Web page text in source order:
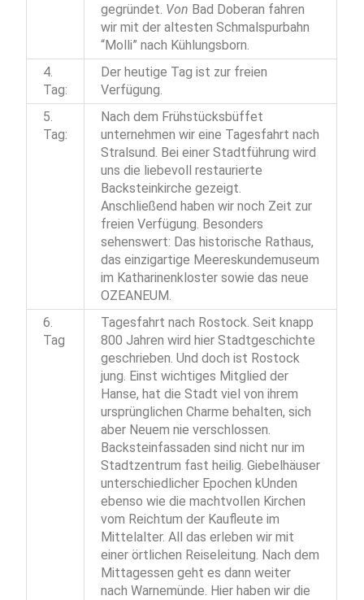
gegründet. Von Bad Doberan fahren
wir mit der altesten Schmalspurbahn
“Molli” nach Kühlungsborn.
4.
Tag:
Der heutige Tag ist zur freien
Verfügung.
5.
Tag:
Nach dem Frühstücksbüffet
unternehmen wir eine Tagesfahrt nach
Stralsund. Bei einer Stadtführung wird
uns die liebevoll restaurierte
Backsteinkirche gezeigt.
Anschließend haben wir noch Zeit zur
freien Verfügung. Besonders
sehenswert: Das historische Rathaus,
das einzigartige Meereskundemuseum
im Katharinenkloster sowie das neue
OZEANEUM.
6.
Tag
Tagesfahrt nach Rostock. Seit knapp
800 Jahren wird hier Stadtgeschichte
geschrieben. Und doch ist Rostock
jung. Einst wichtiges Mitglied der
Hanse, hat die Stadt viel von ihrem
ursprünglichen Charme behalten, sich
aber Neuem nie verschlossen.
Backsteinfassaden sind nicht nur im
Stadtzentrum fast heilig. Giebelhäuser
unterschiedlicher Epochen kUnden
ebenso wie die machtvollen Kirchen
vom Reichtum der Kaufleute im
Mittelalter. All das erleben wir mit
einer örtlichen Reiseleitung. Nach dem
Mittagessen geht es dann weiter
nach Warnemünde. Hier haben wir die